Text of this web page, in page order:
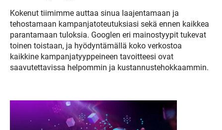
Kokenut tiimimme auttaa sinua laajentamaan ja
tehostamaan kampanjatoteutuksiasi sekä ennen kaikkea
parantamaan tuloksia. Googlen eri mainostyypit tukevat
toinen toistaan, ja hyödyntämällä koko verkostoa
kaikkine kampanjatyyppeineen tavoitteesi ovat
saavutettavissa helpommin ja kustannustehokkaammin.